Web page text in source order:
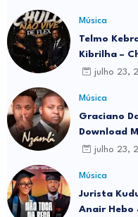
Música
Telmo
Kibrilha –
MP3julho 23,
Música
Graciano
Download
julho 23,
Música
Jurista
Anair Hebo